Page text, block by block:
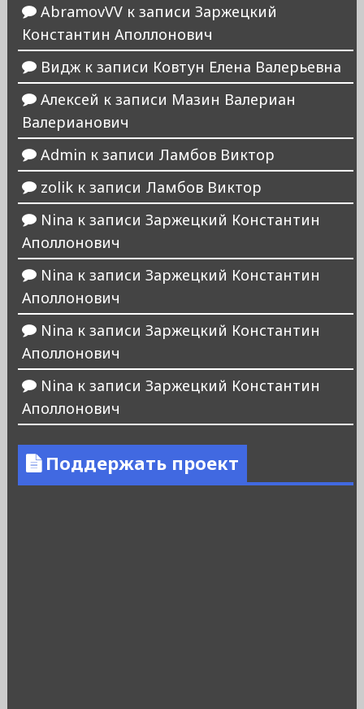
AbramovVVк записи Заржецкий
Константин Аполлонович
Виджк записи Ковтун Елена Валерьевна
Алексей к записи Мазин Валериан
Валерианович
Admin к записи Ламбов Виктор
zolikк записи Ламбов Виктор
Nina к записи Заржецкий Константин
Аполлонович
Nina к записи Заржецкий Константин
Аполлонович
Nina к записи Заржецкий Константин
Аполлонович
Nina к записи Заржецкий Константин
Аполлонович
Поддержать проект